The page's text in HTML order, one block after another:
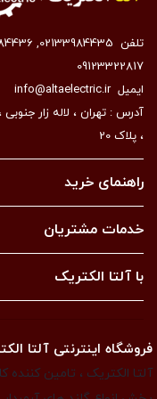
تلفن 02133984435
,
09123322817
ایمیلinfo@altaelectric.ir
آدرس : تهران ، لاله زار
، پلاک 20
راهنمای خرید
خدمات مشتریان
با آلتا الکتریک
فروشگاه اینترنتی آلتا
آلتا الکتریک ، تامین